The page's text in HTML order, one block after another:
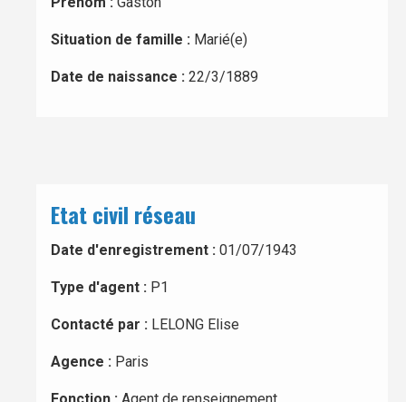
Situation de famille : Marié(e)
Date de naissance : 22/3/1889
Etat civil réseau
Date d'enregistrement : 01/07/1943
Type d'agent : P1
Contacté par : LELONG Elise
Agence : Paris